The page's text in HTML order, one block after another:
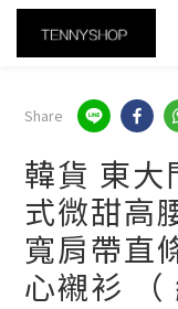
Share
韓貨 東大
式微甜高
寬肩帶直
心襯衫 （